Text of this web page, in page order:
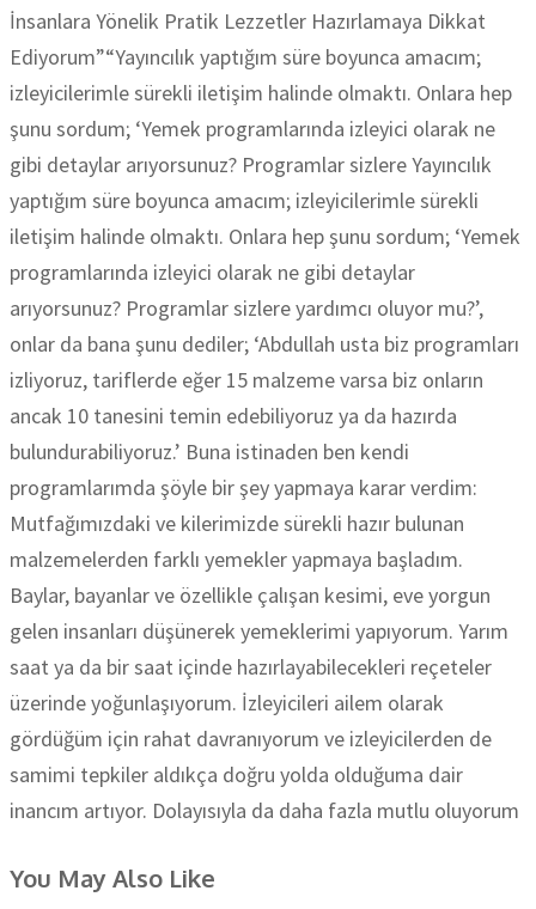
İnsanlara Yönelik Pratik Lezzetler Hazırlamaya Dikkat
Ediyorum”“Yayıncılık yaptığım süre boyunca amacım;
izleyicilerimle sürekli iletişim halinde olmaktı. Onlara hep
şunu sordum; ‘Yemek programlarında izleyici olarak ne
gibi detaylar arıyorsunuz? Programlar sizlere Yayıncılık
yaptığım süre boyunca amacım; izleyicilerimle sürekli
iletişim halinde olmaktı. Onlara hep şunu sordum; ‘Yemek
programlarında izleyici olarak ne gibi detaylar
arıyorsunuz? Programlar sizlere yardımcı oluyor mu?’,
onlar da bana şunu dediler; ‘Abdullah usta biz programları
izliyoruz, tariflerde eğer 15 malzeme varsa biz onların
ancak 10 tanesini temin edebiliyoruz ya da hazırda
bulundurabiliyoruz.’ Buna istinaden ben kendi
programlarımda şöyle bir şey yapmaya karar verdim:
Mutfağımızdaki ve kilerimizde sürekli hazır bulunan
malzemelerden farklı yemekler yapmaya başladım.
Baylar, bayanlar ve özellikle çalışan kesimi, eve yorgun
gelen insanları düşünerek yemeklerimi yapıyorum. Yarım
saat ya da bir saat içinde hazırlayabilecekleri reçeteler
üzerinde yoğunlaşıyorum. İzleyicileri ailem olarak
gördüğüm için rahat davranıyorum ve izleyicilerden de
samimi tepkiler aldıkça doğru yolda olduğuma dair
inancım artıyor. Dolayısıyla da daha fazla mutlu oluyorum
You May Also Like